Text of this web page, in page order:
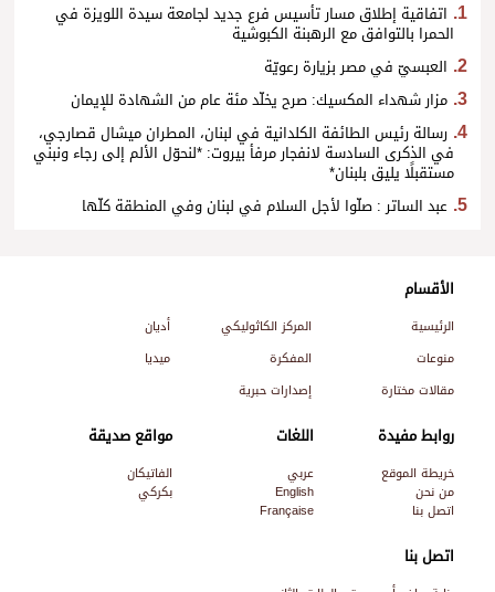
اتفاقية إطلاق مسار تأسيس فرع جديد لجامعة سيدة اللويزة في
الحمرا بالتوافق مع الرهبنة الكبوشية
العبسيّ في مصر بزيارة رعويّة
مزار شهداء المكسيك: صرح يخلّد مئة عام من الشهادة للإيمان
رسالة رئيس الطائفة الكلدانية في لبنان، المطران ميشال قصارجي،
في الذكرى السادسة لانفجار مرفأ بيروت: *لنحوّل الألم إلى رجاء ونبني
مستقبلًا يليق بلبنان*
عبد الساتر : صلّوا لأجل السلام في لبنان وفي المنطقة كلّها
اتصل بنا
الأقسام
الرئيسية المركز الكاثوليكي
أديان
منوعات
المفكرة
ميديا
مقالات مختارة
إصدارات حبرية
روابط مفيدة
خريطة الموقع
من نحن
اتصل بنا
اللغات
عربي
English
Française
مواقع صديقة
الفاتيكان
بكركي